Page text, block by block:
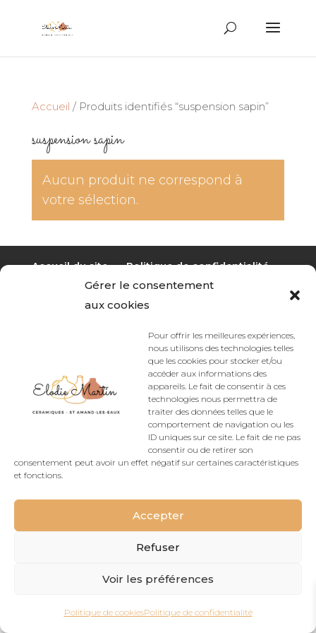
Gérer le consentement
aux cookies
Pour offrir les meilleures expériences,
nous utilisons des technologies telles
que les cookies pour stocker et/ou
accéder aux informations des
appareils. Le fait de consentir à ces
technologies nous permettra de
traiter des données telles que le
comportement de navigation ou les
ID uniques sur ce site. Le fait de ne pas
consentir ou de retirer son
consentement peut avoir un effet négatif sur certaines caractéristiques
et fonctions.
Accepter
Refuser
Voir les préférences
Politique de cookiesPolitique de confidentialité
produits
Accueil / Produits identifiés “suspension sapin”
suspension sapin
Aucun produit ne correspond à
votre sélection.
Accueil du site
Politique de confidentialité
Mentions légales
Politique de cookies (UE)
Conçu ParElegant Themes| Propulsé Par
WordPress